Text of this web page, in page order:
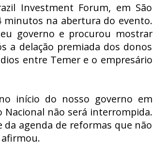
Investment Forum, em São
minutos na abertura do evento.
governo e procurou mostrar
a delação premiada dos donos
entre Temer e o empresário
início do nosso governo em
não será interrompida.
agenda de reformas que não
afirmou.